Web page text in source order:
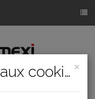
×
Politique relative aux cookies